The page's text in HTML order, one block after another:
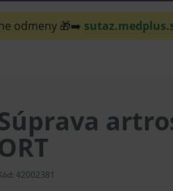
odmeny 🎁➡️
42002381